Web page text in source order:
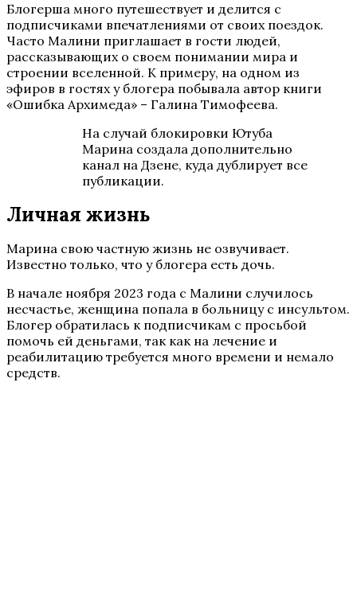
Блогерша много путешествует и делится с
подписчиками впечатлениями от своих поездок.
Часто Малини приглашает в гости людей,
рассказывающих о своем понимании мира и
строении вселенной. К примеру, на одном из
эфиров в гостях у блогера побывала автор книги
«Ошибка Архимеда» – Галина Тимофеева.
На случай блокировки Ютуба
Марина создала дополнительно
канал на Дзене, куда дублирует все
публикации.
Личная жизнь
Марина свою частную жизнь не озвучивает.
Известно только, что у блогера есть дочь.
В начале ноября 2023 года с Малини случилось
несчастье, женщина попала в больницу с инсультом.
Блогер обратилась к подписчикам с просьбой
помочь ей деньгами, так как на лечение и
реабилитацию требуется много времени и немало
средств.